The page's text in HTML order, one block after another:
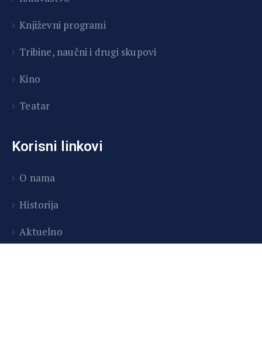
Književni programi
Tribine, naučni i drugi skupovi
Kino
Teatar
Korisni linkovi
O nama
Historija
Aktuelno